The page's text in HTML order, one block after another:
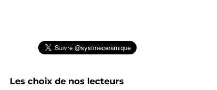
Les choix de nos lecteurs